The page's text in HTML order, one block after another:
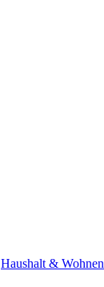
Haushalt & Wohnen